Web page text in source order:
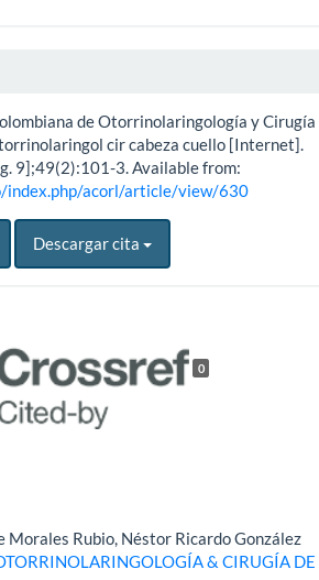
de Otorrinolaringología y Cirugía
cir cabeza cuello [Internet].
9];49(2):101-3. Available from:
index.php/acorl/article/view/630
Descargar cita
0
Morales Rubio, Néstor Ricardo González
& CIRUGÍA DE